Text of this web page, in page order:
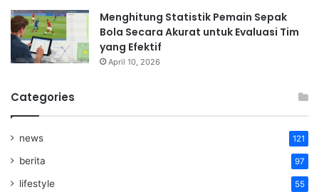
Menghitung Statistik Pemain Sepak
Bola Secara Akurat untuk Evaluasi Tim
yang Efektif
April 10, 2026
Categories
news 121
berita 97
lifestyle 55